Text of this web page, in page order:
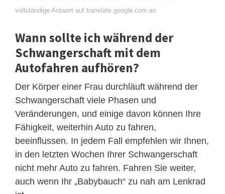
vollständige Antwort auf translate.google.com an
Wann sollte ich während der
Schwangerschaft mit dem
Autofahren aufhören?
Der Körper einer Frau durchläuft während der
Schwangerschaft viele Phasen und
Veränderungen, und einige davon können Ihre
Fähigkeit, weiterhin Auto zu fahren,
beeinflussen. In jedem Fall empfehlen wir Ihnen,
in den letzten Wochen Ihrer Schwangerschaft
nicht mehr Auto zu fahren. Fahren Sie weiter,
auch wenn Ihr „Babybauch“ zu nah am Lenkrad